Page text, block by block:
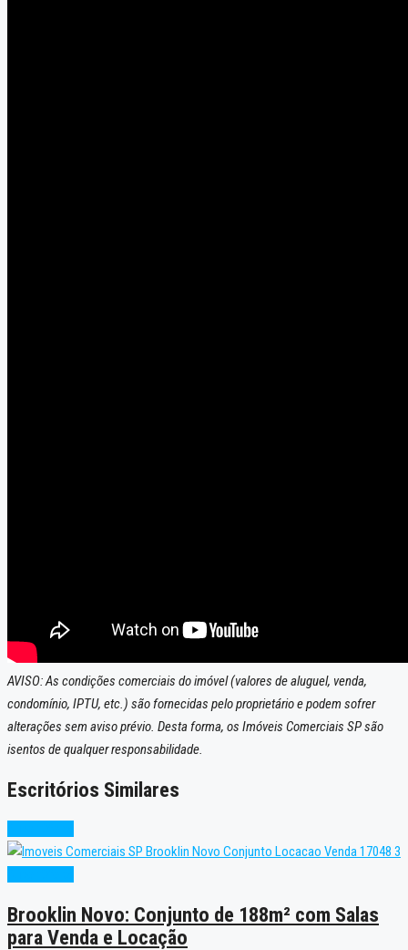
AVISO: As condições comerciais do imóvel (valores de aluguel, venda,
condomínio, IPTU, etc.) são fornecidas pelo proprietário e podem sofrer
alterações sem aviso prévio. Desta forma, os Imóveis Comerciais SP são
isentos de qualquer responsabilidade.
Escritórios Similares
Brooklin Novo: Conjunto de 188m² com Salas
para Venda e Locação